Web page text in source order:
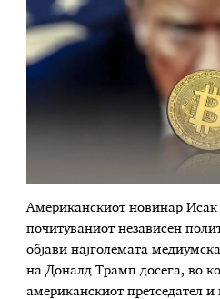
Американскиот новинар Исак
почитуваниот независен
објави најголемата
на Доналд Трамп досега, во
американскиот претседател и